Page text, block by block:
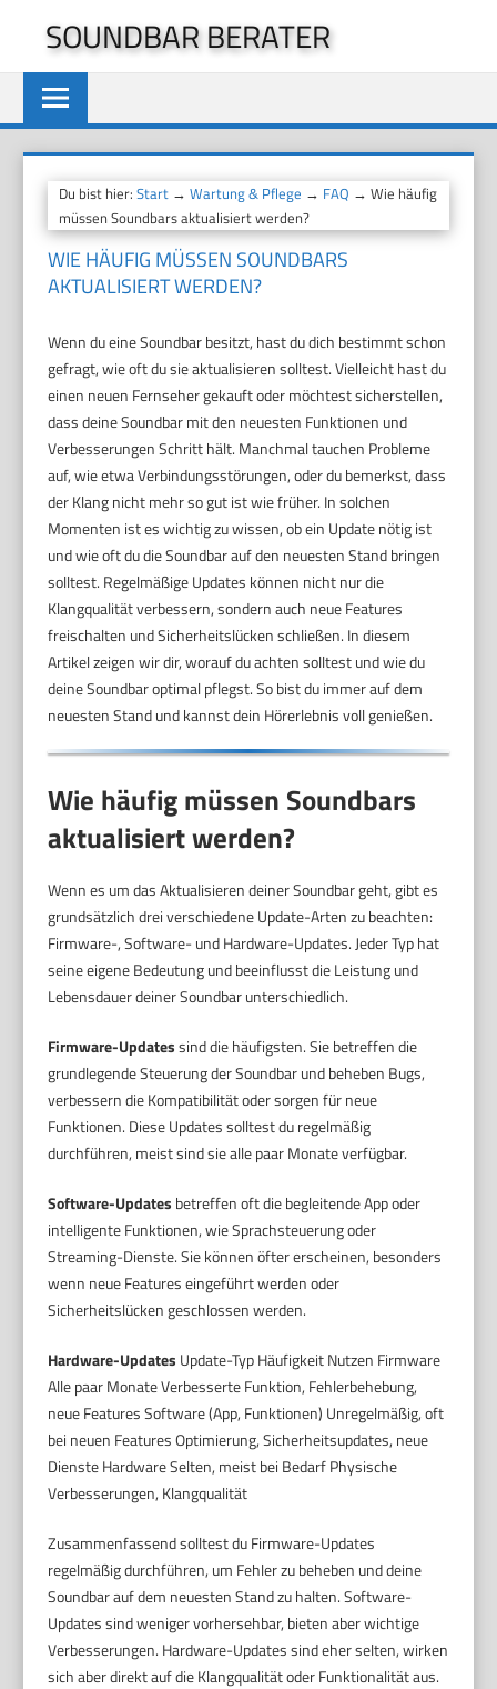
springen
SOUNDBAR BERATER
Du bist hier:Start →Wartung & Pflege → FAQ → Wie häufig
müssen Soundbars aktualisiert werden?
WIE HÄUFIG MÜSSEN SOUNDBARS
AKTUALISIERT WERDEN?
Wenn du eine Soundbar besitzt, hast du dich bestimmt schon
gefragt, wie oft du sie aktualisieren solltest. Vielleicht hast du
einen neuen Fernseher gekauft oder möchtest sicherstellen,
dass deine Soundbar mit den neuesten Funktionen und
Verbesserungen Schritt hält. Manchmal tauchen Probleme
auf, wie etwa Verbindungsstörungen, oder du bemerkst, dass
der Klang nicht mehr so gut ist wie früher. In solchen
Momenten ist es wichtig zu wissen, ob ein Update nötig ist
und wie oft du die Soundbar auf den neuesten Stand bringen
solltest. Regelmäßige Updates können nicht nur die
Klangqualität verbessern, sondern auch neue Features
freischalten und Sicherheitslücken schließen. In diesem
Artikel zeigen wir dir, worauf du achten solltest und wie du
deine Soundbar optimal pflegst. So bist du immer auf dem
neuesten Stand und kannst dein Hörerlebnis voll genießen.
Wie häufig müssen Soundbars
aktualisiert werden?
Wenn es um das Aktualisieren deiner Soundbar geht, gibt es
grundsätzlich drei verschiedene Update-Arten zu beachten:
Firmware-, Software- und Hardware-Updates. Jeder Typ hat
seine eigene Bedeutung und beeinflusst die Leistung und
Lebensdauer deiner Soundbar unterschiedlich.
Firmware-Updatessind die häufigsten. Sie betreffen die
grundlegende Steuerung der Soundbar und beheben Bugs,
verbessern die Kompatibilität oder sorgen für neue
Funktionen. Diese Updates solltest du regelmäßig
durchführen, meist sind sie alle paar Monate verfügbar.
Software-Updates betreffen oft die begleitende App oder
intelligente Funktionen, wie Sprachsteuerung oder
Streaming-Dienste. Sie können öfter erscheinen, besonders
wenn neue Features eingeführt werden oder
Sicherheitslücken geschlossen werden.
Hardware-Updates Update-Typ Häufigkeit Nutzen Firmware
Alle paar Monate Verbesserte Funktion, Fehlerbehebung,
neue Features Software (App, Funktionen) Unregelmäßig, oft
bei neuen Features Optimierung, Sicherheitsupdates, neue
Dienste Hardware Selten, meist bei Bedarf Physische
Verbesserungen, Klangqualität
Zusammenfassend solltest du Firmware-Updates
regelmäßig durchführen, um Fehler zu beheben und deine
Soundbar auf dem neuesten Stand zu halten. Software-
Updates sind weniger vorhersehbar, bieten aber wichtige
Verbesserungen. Hardware-Updates sind eher selten, wirken
sich aber direkt auf die Klangqualität oder Funktionalität aus.